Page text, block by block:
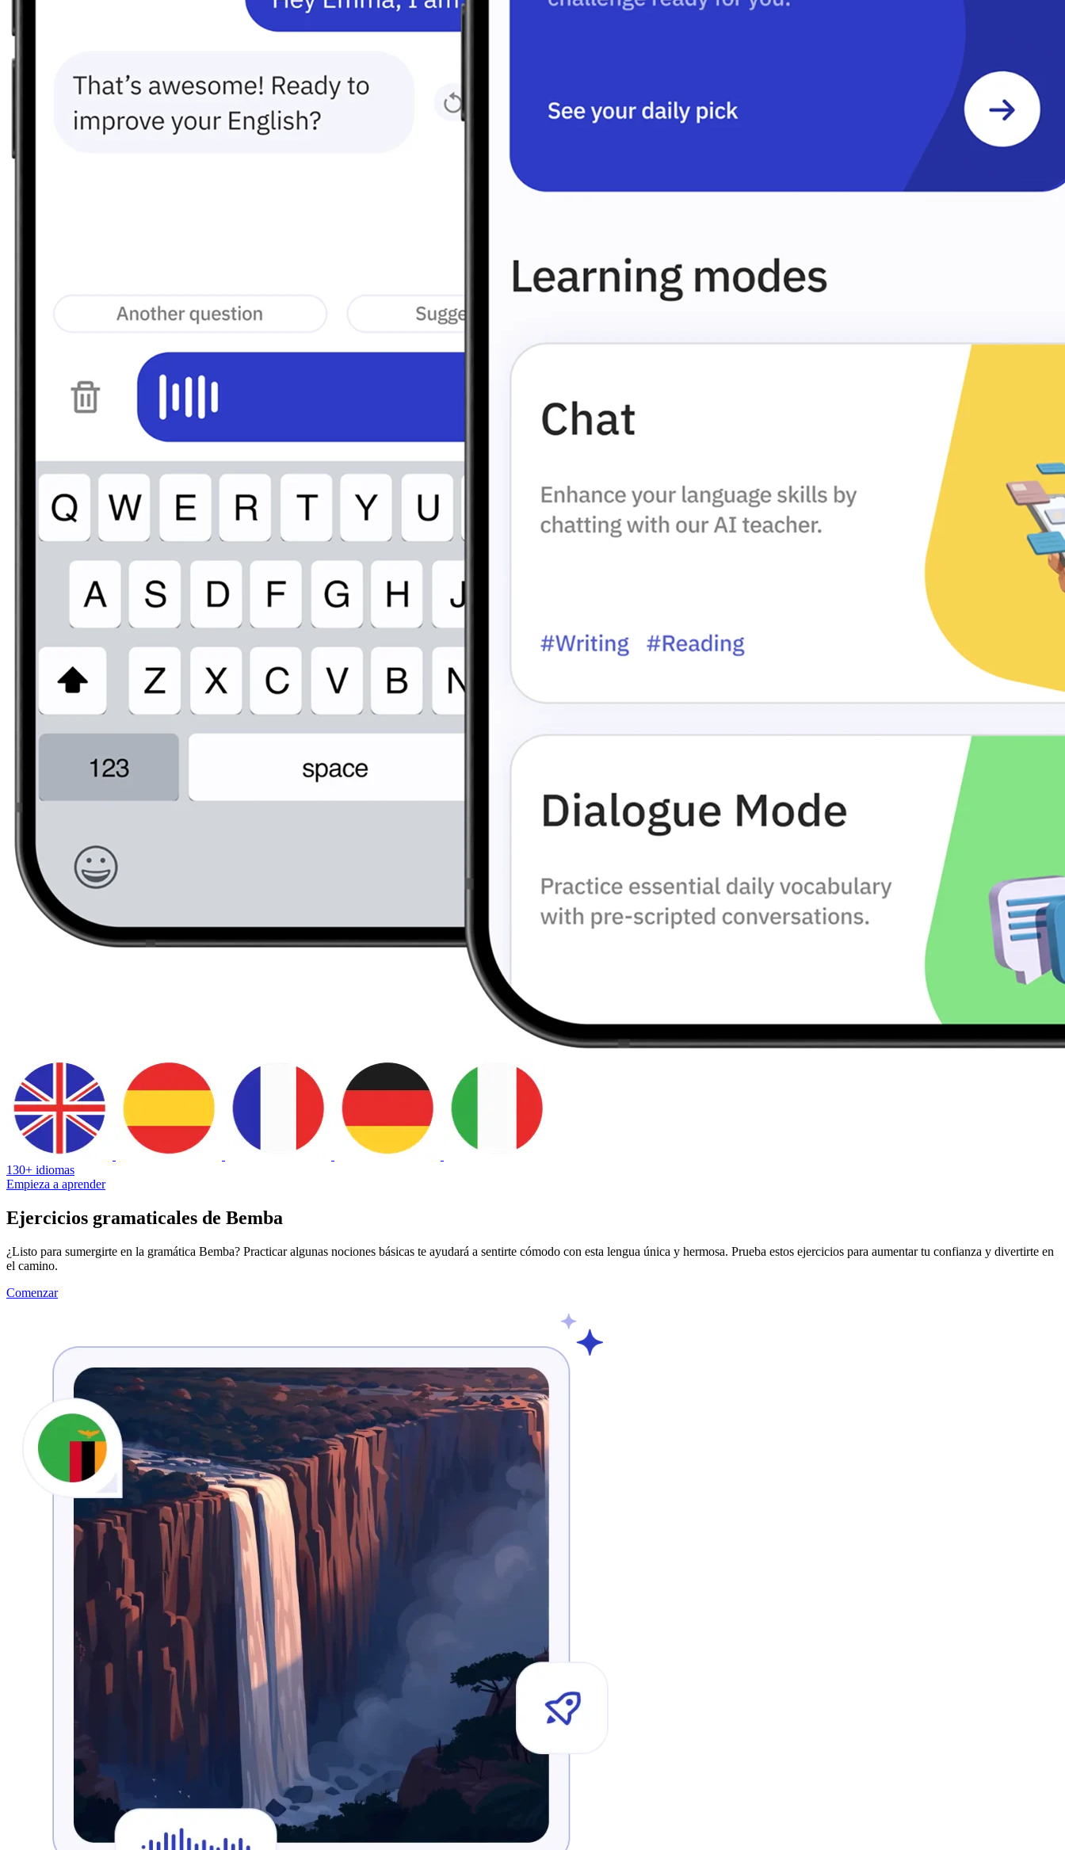
130+ idiomas
Empieza a aprender
Ejercicios gramaticales de Bemba
¿Listo para sumergirte en la gramática Bemba? Practicar algunas nociones básicas te ayudará a sentirte cómodo con esta lengua única y hermosa. Prueba estos ejercicios para aumentar tu confianza y divertirte en
el camino.
Comenzar